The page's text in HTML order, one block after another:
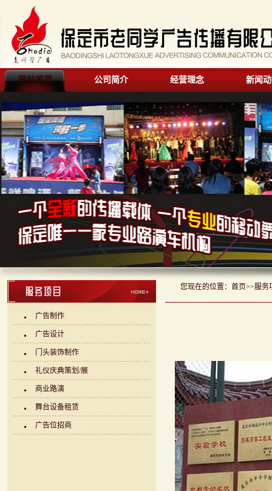
网站首页 公司简介 经营理念 新闻
广告制作
广告设计
门头装饰制作
礼仪庆典策划/展
商业路演
舞台设备租赁
广告位招商
您现在的位置： 首页>>服务